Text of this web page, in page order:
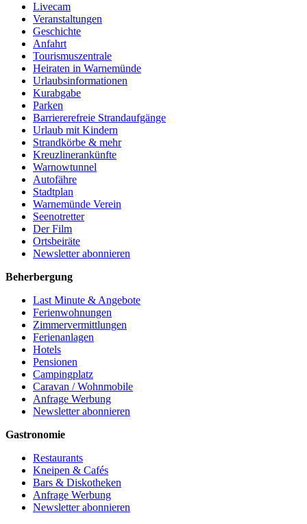
Livecam
Veranstaltungen
Geschichte
Anfahrt
Tourismuszentrale
Heiraten in Warnemünde
Urlaubsinformationen
Kurabgabe
Parken
Barriererefreie Strandaufgänge
Urlaub mit Kindern
Strandkörbe & mehr
Kreuzlinerankünfte
Warnowtunnel
Autofähre
Stadtplan
Warnemünde Verein
Seenotretter
Der Film
Ortsbeiräte
Newsletter abonnieren
Beherbergung
Last Minute & Angebote
Ferienwohnungen
Zimmervermittlungen
Ferienanlagen
Hotels
Pensionen
Campingplatz
Caravan / Wohnmobile
Anfrage Werbung
Newsletter abonnieren
Gastronomie
Restaurants
Kneipen & Cafés
Bars & Diskotheken
Anfrage Werbung
Newsletter abonnieren